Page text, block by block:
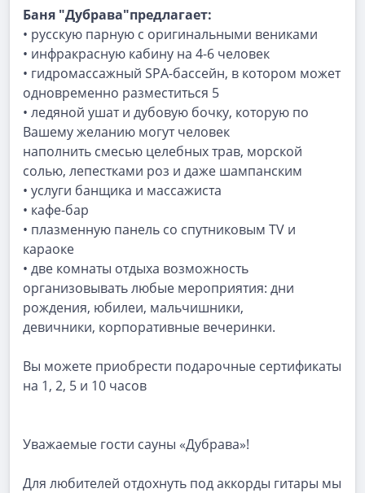
Баня "Дубрава"предлагает:
• русскую парную с оригинальными вениками
• инфракрасную кабину на 4-6 человек
• гидромассажный SPA-бассейн, в котором может
одновременно разместиться 5
• ледяной ушат и дубовую бочку, которую по
Вашему желанию могут человек
наполнить смесью целебных трав, морской
солью, лепестками роз и даже шампанским
• услуги банщика и массажиста
• кафе-бар
• плазменную панель со спутниковым TV и
караоке
• две комнаты отдыха возможность
организовывать любые мероприятия: дни
рождения, юбилеи, мальчишники,
девичники, корпоративные вечеринки.
Вы можете приобрести подарочные сертификаты
на 1, 2, 5 и 10 часов
Уважаемые гости сауны «Дубрава»!
Для любителей отдохнуть под аккорды гитары мы